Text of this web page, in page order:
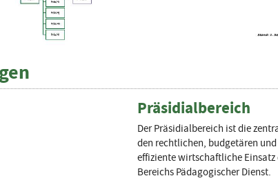
Präsidialbereich
Der Präsidialbereich ist die
den rechtlichen, budgetären
effiziente wirtschaftliche
Bereichs Pädagogischer Dienst.